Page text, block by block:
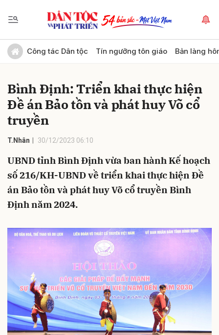
Công tác Dân tộc Tín ngưỡng tôn giáo Bản làng
Bình Định: Triển khai thực hiện
Đề án Bảo tồn và phát huy Võ cổ
truyền
T.Nhân 30/12/2023 06:10
UBND tỉnh Bình Định vừa ban hành Kế hoạch
số 216/KH-UBND về triển khai thực hiện Đề
án Bảo tồn và phát huy Võ cổ truyền Bình
Định năm 2024.
Gửi bình luận